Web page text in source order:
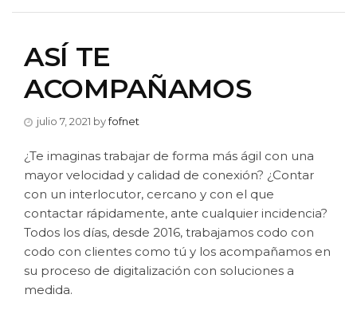
ASÍ TE
ACOMPAÑAMOS
julio 7, 2021 byfofnet
¿Te imaginas trabajar de forma más ágil con una
mayor velocidad y calidad de conexión? ¿Contar
con un interlocutor, cercano y con el que
contactar rápidamente, ante cualquier incidencia?
Todos los días, desde 2016, trabajamos codo con
codo con clientes como tú y los acompañamos en
su proceso de digitalización con soluciones a
medida.